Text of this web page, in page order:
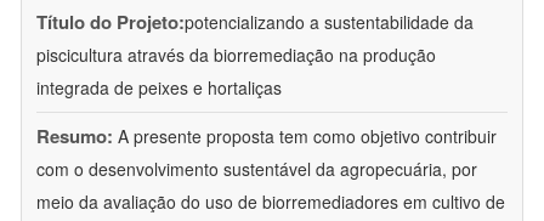
Título do Projeto:potencializando a sustentabilidade da
piscicultura através da biorremediação na produção
integrada de peixes e hortaliças
Resumo: A presente proposta tem como objetivo contribuir
com o desenvolvimento sustentável da agropecuária, por
meio da avaliação do uso de biorremediadores em cultivo de